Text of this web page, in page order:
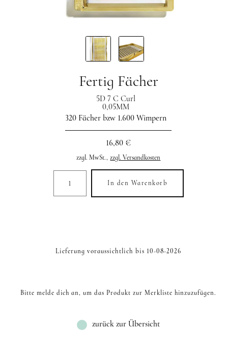
Fertig Fächer
5D 7 C Curl
0,05MM
320 Fächer bzw 1.600 Wimpern
16,80 €
zzgl. MwSt., zzgl. Versandkosten
In den Warenkorb
Lieferung voraussichtlich bis 10-08-2026
Bitte melde dich an, um das Produkt zur Merkliste hinzuzufügen.
zurück zur Übersicht